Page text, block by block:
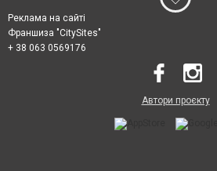
Реклама на сайті
Франшиза "CitySites"
+ 38 063 0569176
Автори проєкту